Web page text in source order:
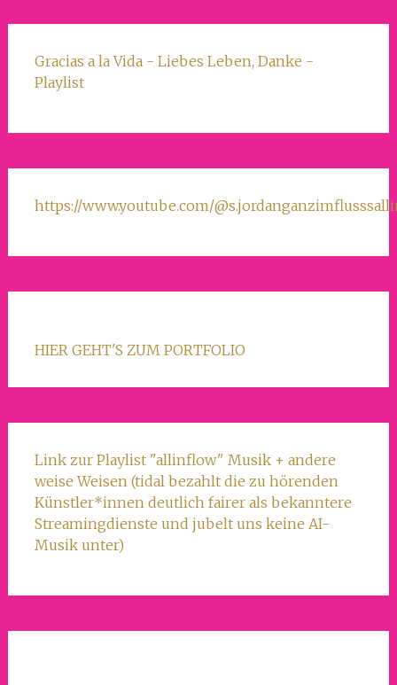
Gracias a la Vida - Liebes Leben, Danke -
Playlist
https://www.youtube.com/
HIER GEHT'S ZUM PORTFOLIO
Link zur Playlist "allinflow" Musik + andere
weise Weisen (tidal bezahlt die zu hörenden
Künstler*innen deutlich fairer als bekanntere
Streamingdienste und jubelt uns keine AI-
Musik unter)